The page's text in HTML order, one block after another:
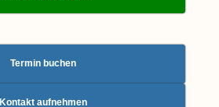
Termin buchen
Kontakt aufnehmen